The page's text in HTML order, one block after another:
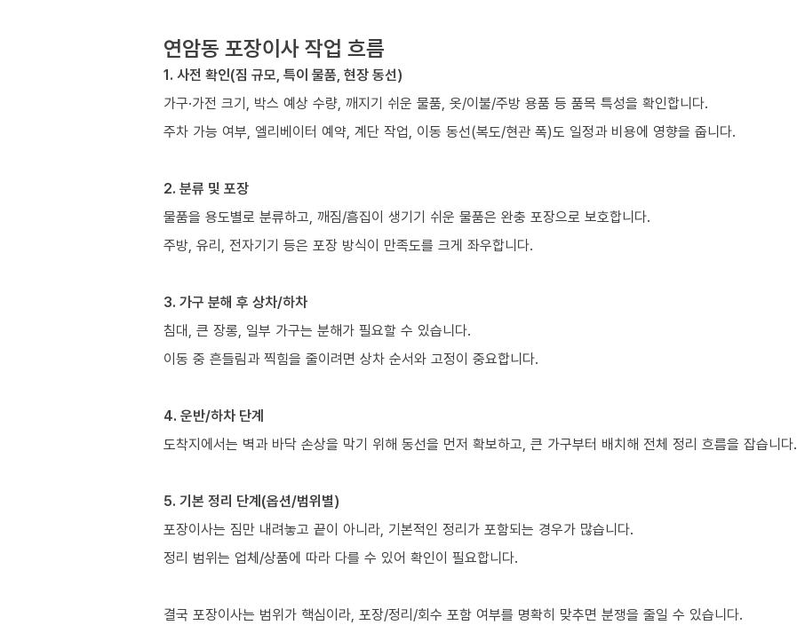
연암동 포장이사 작업 흐름
1. 사전 확인(짐 규모, 특이 물품, 현장 동선)
가구·가전 크기, 박스 예상 수량, 깨지기 쉬운 물품, 옷/이불/주방 용품 등 품목 특성을 확인합니다.
주차 가능 여부, 엘리베이터 예약, 계단 작업, 이동 동선(복도/현관 폭)도 일정과 비용에 영향을 줍니다.
2. 분류 및 포장
물품을 용도별로 분류하고, 깨짐/흠집이 생기기 쉬운 물품은 완충 포장으로 보호합니다.
주방, 유리, 전자기기 등은 포장 방식이 만족도를 크게 좌우합니다.
3. 가구 분해 후 상차/하차
침대, 큰 장롱, 일부 가구는 분해가 필요할 수 있습니다.
이동 중 흔들림과 찍힘을 줄이려면 상차 순서와 고정이 중요합니다.
4. 운반/하차 단계
도착지에서는 벽과 바닥 손상을 막기 위해 동선을 먼저 확보하고, 큰 가구부터 배치해 전체 정리 흐름을 잡습니다.
5. 기본 정리 단계(옵션/범위별)
포장이사는 짐만 내려놓고 끝이 아니라, 기본적인 정리가 포함되는 경우가 많습니다.
정리 범위는 업체/상품에 따라 다를 수 있어 확인이 필요합니다.
결국 포장이사는 범위가 핵심이라, 포장/정리/회수 포함 여부를 명확히 맞추면 분쟁을 줄일 수 있습니다.